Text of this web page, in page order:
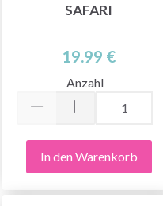
SAFARI
19.99 €
Anzahl
In den Warenkorb